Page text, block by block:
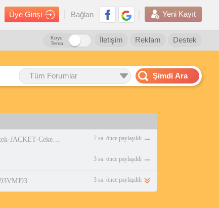
Üye Girişi Bağlan Yeni Kayıt
Destek
Reklam
İletişim
Koyu
Tema
Tüm Forumlar Şimdi Ara
https://www.amazon.com.tr/adidas-Erkek-JACKET-Ceket-WHITE/dp/B0DPBMQX1P 7 sa. önce paylaşıldı
3 sa. önce paylaşıldı
3 sa. önce paylaşıldı